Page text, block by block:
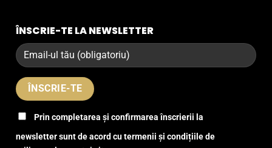
ÎNSCRIE-TE LA NEWSLETTER
Prin completarea și confirmarea înscrierii la
newsletter sunt de acord cu termenii și condițiile de